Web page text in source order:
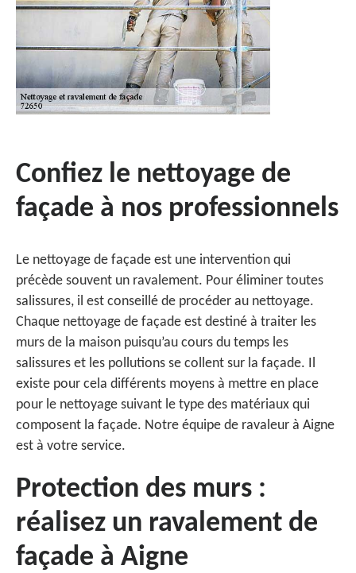
Confiez le nettoyage de
façade à nos professionnels
Le nettoyage de façade est une intervention qui
précède souvent un ravalement. Pour éliminer toutes
salissures, il est conseillé de procéder au nettoyage.
Chaque nettoyage de façade est destiné à traiter les
murs de la maison puisqu’au cours du temps les
salissures et les pollutions se collent sur la façade. Il
existe pour cela différents moyens à mettre en place
pour le nettoyage suivant le type des matériaux qui
composent la façade. Notre équipe de ravaleur à Aigne
est à votre service.
Protection des murs :
réalisez un ravalement de
façade à Aigne